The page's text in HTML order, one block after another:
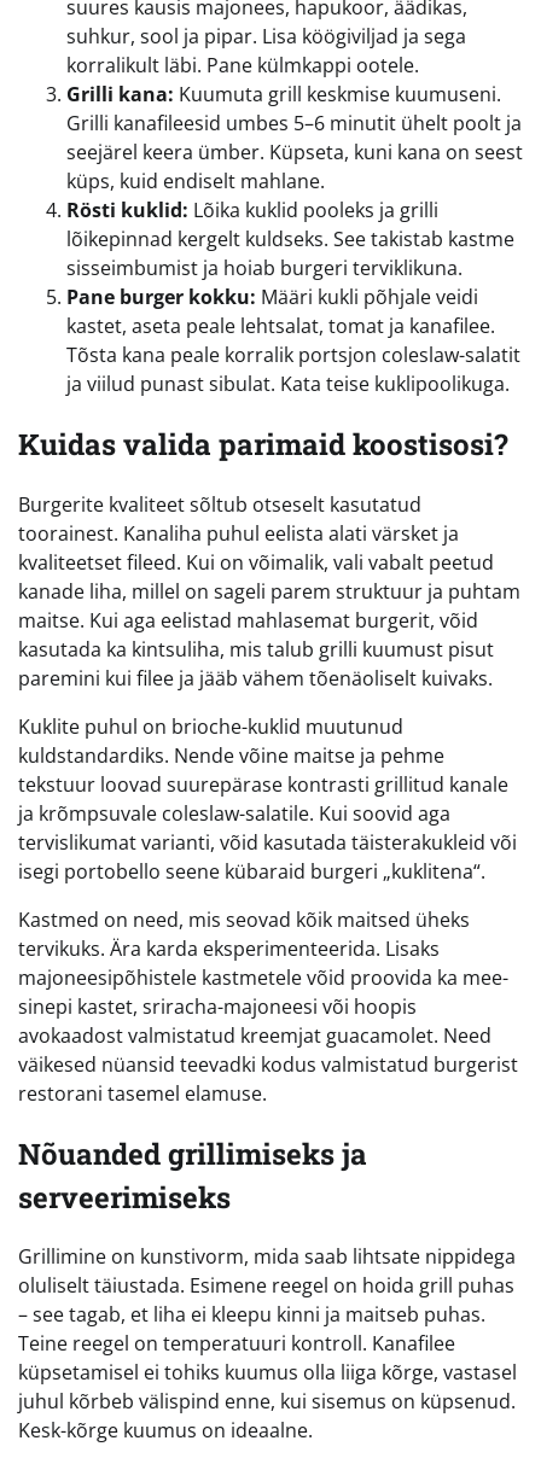
suures kausis majonees, hapukoor, äädikas,
suhkur, sool ja pipar. Lisa köögiviljad ja sega
korralikult läbi. Pane külmkappi ootele.
Grilli kana: Kuumuta grill keskmise kuumuseni.
Grilli kanafileesid umbes 5–6 minutit ühelt poolt ja
seejärel keera ümber. Küpseta, kuni kana on seest
küps, kuid endiselt mahlane.
Rösti kuklid: Lõika kuklid pooleks ja grilli
lõikepinnad kergelt kuldseks. See takistab kastme
sisseimbumist ja hoiab burgeri terviklikuna.
Pane burger kokku: Määri kukli põhjale veidi
kastet, aseta peale lehtsalat, tomat ja kanafilee.
Tõsta kana peale korralik portsjon coleslaw-salatit
ja viilud punast sibulat. Kata teise kuklipoolikuga.
Kuidas valida parimaid koostisosi?
Burgerite kvaliteet sõltub otseselt kasutatud
toorainest. Kanaliha puhul eelista alati värsket ja
kvaliteetset fileed. Kui on võimalik, vali vabalt peetud
kanade liha, millel on sageli parem struktuur ja puhtam
maitse. Kui aga eelistad mahlasemat burgerit, võid
kasutada ka kintsuliha, mis talub grilli kuumust pisut
paremini kui filee ja jääb vähem tõenäoliselt kuivaks.
Kuklite puhul on brioche-kuklid muutunud
kuldstandardiks. Nende võine maitse ja pehme
tekstuur loovad suurepärase kontrasti grillitud kanale
ja krõmpsuvale coleslaw-salatile. Kui soovid aga
tervislikumat varianti, võid kasutada täisterakukleid või
isegi portobello seene kübaraid burgeri „kuklitena“.
Kastmed on need, mis seovad kõik maitsed üheks
tervikuks. Ära karda eksperimenteerida. Lisaks
majoneesipõhistele kastmetele võid proovida ka mee-
sinepi kastet, sriracha-majoneesi või hoopis
avokaadost valmistatud kreemjat guacamolet. Need
väikesed nüansid teevadki kodus valmistatud burgerist
restorani tasemel elamuse.
Nõuanded grillimiseks ja
serveerimiseks
Grillimine on kunstivorm, mida saab lihtsate nippidega
oluliselt täiustada. Esimene reegel on hoida grill puhas
– see tagab, et liha ei kleepu kinni ja maitseb puhas.
Teine reegel on temperatuuri kontroll. Kanafilee
küpsetamisel ei tohiks kuumus olla liiga kõrge, vastasel
juhul kõrbeb välispind enne, kui sisemus on küpsenud.
Kesk-kõrge kuumus on ideaalne.